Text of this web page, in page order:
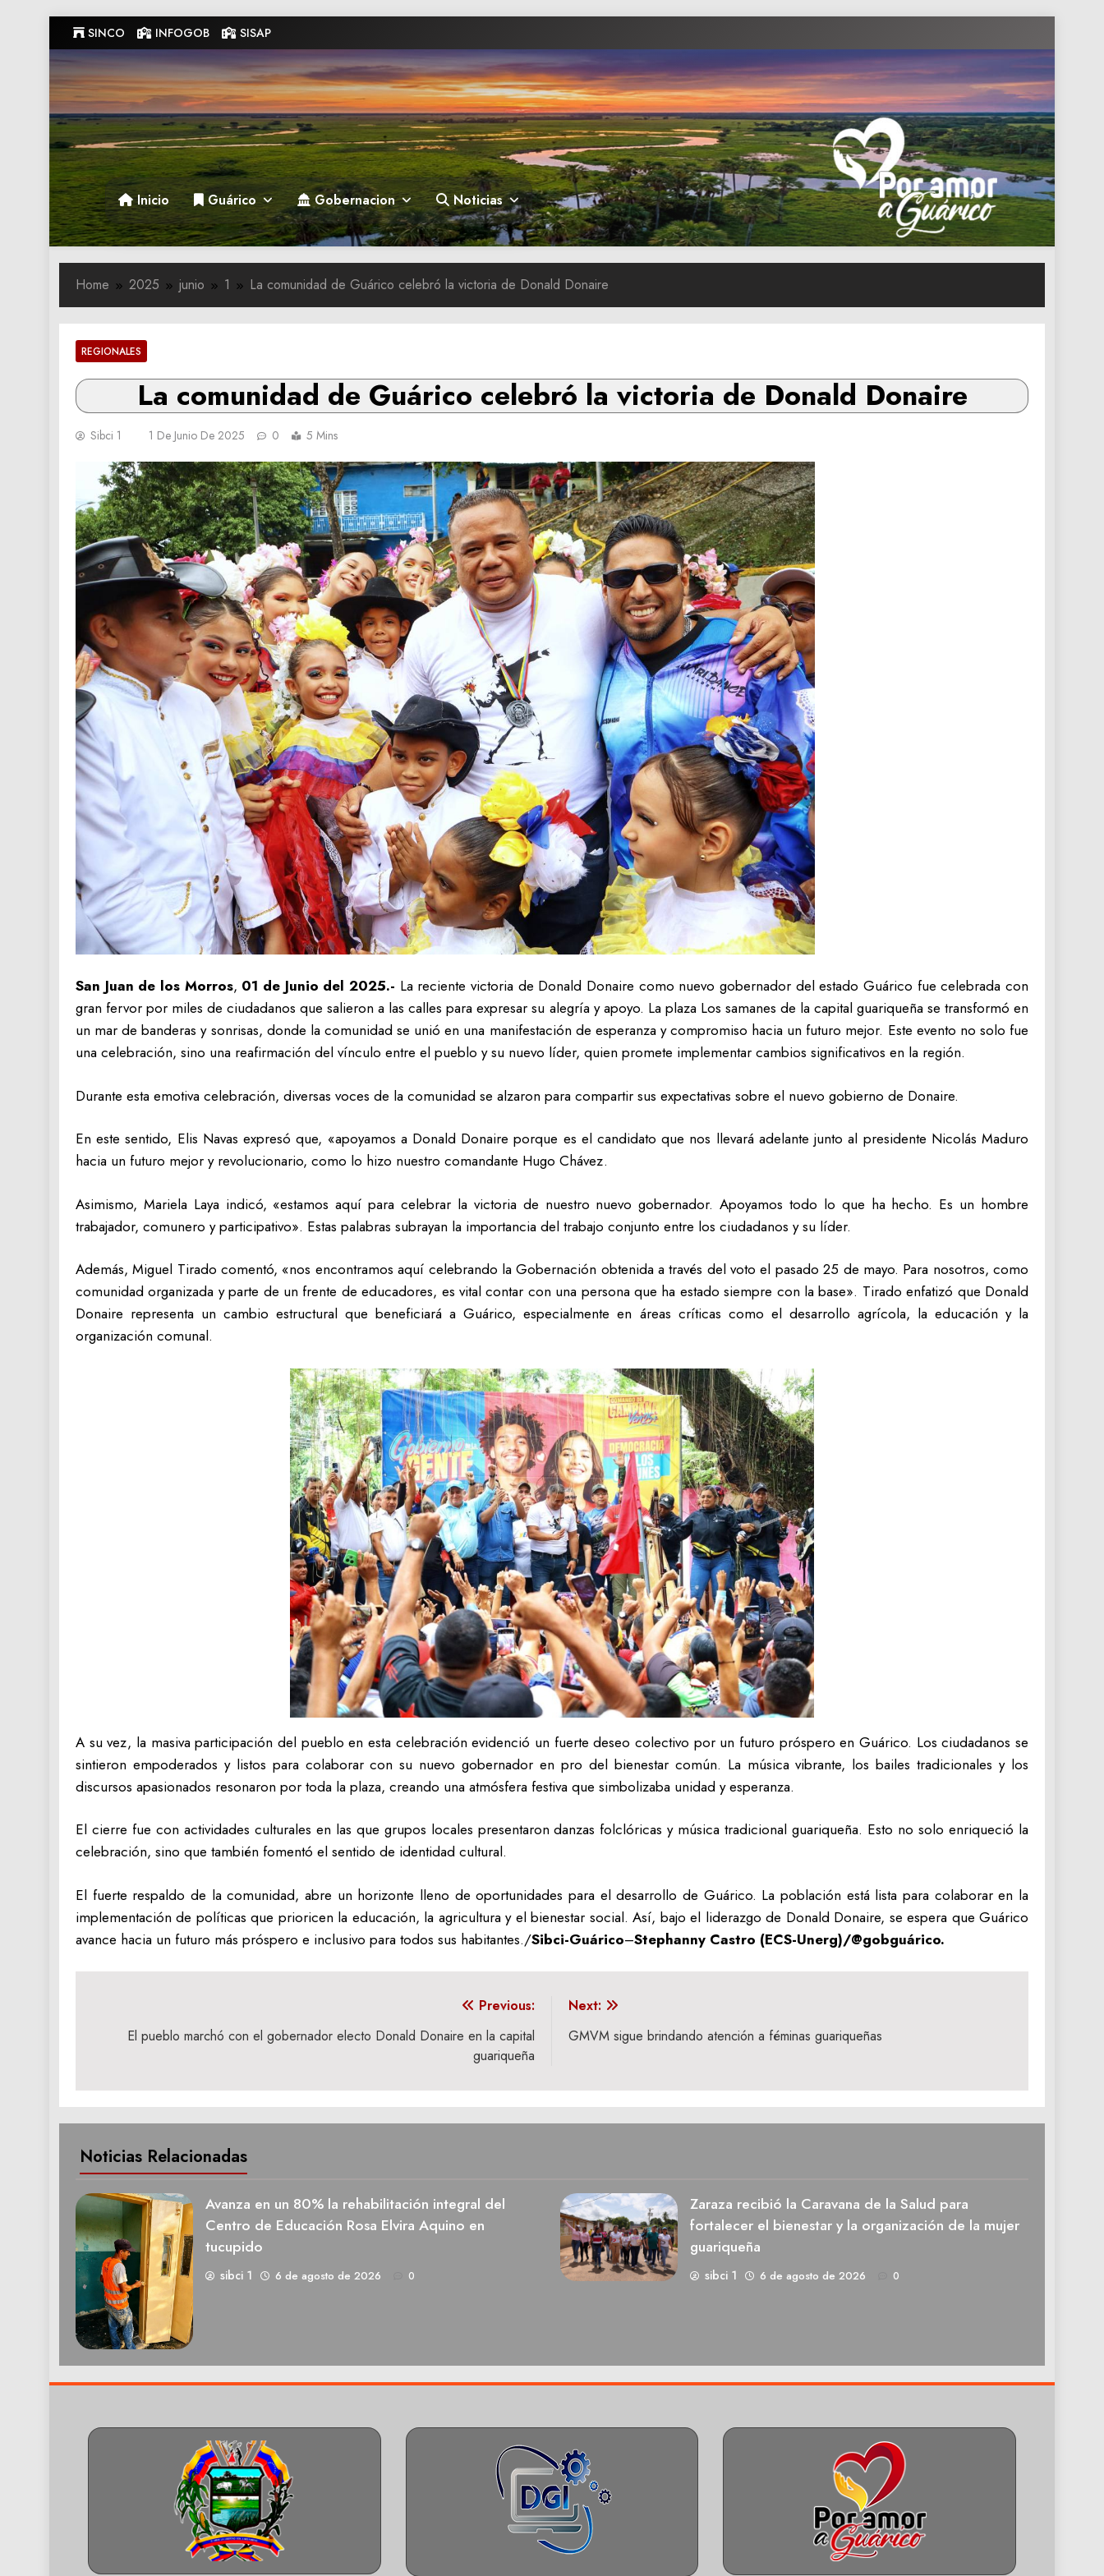
to
content
SINCO INFOGOB SISAP
Gobernacion de Guarico
Gobernacion de Guarico
Inicio Guárico Gobernacion Noticias
Home 2025 junio 1 La comunidad de Guárico celebró la victoria de Donald Donaire
REGIONALES
La comunidad de Guárico celebró la victoria de Donald Donaire
Sibci 1 1 De Junio De 2025 0 5 Mins
San Juan de los Morros, 01 de Junio del 2025.- La reciente victoria de Donald Donaire como nuevo gobernador del estado Guárico fue celebrada con
gran fervor por miles de ciudadanos que salieron a las calles para expresar su alegría y apoyo. La plaza Los samanes de la capital guariqueña se transformó en
un mar de banderas y sonrisas, donde la comunidad se unió en una manifestación de esperanza y compromiso hacia un futuro mejor. Este evento no solo fue
una celebración, sino una reafirmación del vínculo entre el pueblo y su nuevo líder, quien promete implementar cambios significativos en la región.
Durante esta emotiva celebración, diversas voces de la comunidad se alzaron para compartir sus expectativas sobre el nuevo gobierno de Donaire.
En este sentido, Elis Navas expresó que, «apoyamos a Donald Donaire porque es el candidato que nos llevará adelante junto al presidente Nicolás Maduro
hacia un futuro mejor y revolucionario, como lo hizo nuestro comandante Hugo Chávez.
Asimismo, Mariela Laya indicó, «estamos aquí para celebrar la victoria de nuestro nuevo gobernador. Apoyamos todo lo que ha hecho. Es un hombre
trabajador, comunero y participativo». Estas palabras subrayan la importancia del trabajo conjunto entre los ciudadanos y su líder.
Además, Miguel Tirado comentó, «nos encontramos aquí celebrando la Gobernación obtenida a través del voto el pasado 25 de mayo. Para nosotros, como
comunidad organizada y parte de un frente de educadores, es vital contar con una persona que ha estado siempre con la base». Tirado enfatizó que Donald
Donaire representa un cambio estructural que beneficiará a Guárico, especialmente en áreas críticas como el desarrollo agrícola, la educación y la
organización comunal.
A su vez, la masiva participación del pueblo en esta celebración evidenció un fuerte deseo colectivo por un futuro próspero en Guárico. Los ciudadanos se
sintieron empoderados y listos para colaborar con su nuevo gobernador en pro del bienestar común. La música vibrante, los bailes tradicionales y los
discursos apasionados resonaron por toda la plaza, creando una atmósfera festiva que simbolizaba unidad y esperanza.
El cierre fue con actividades culturales en las que grupos locales presentaron danzas folclóricas y música tradicional guariqueña. Esto no solo enriqueció la
celebración, sino que también fomentó el sentido de identidad cultural.
El fuerte respaldo de la comunidad, abre un horizonte lleno de oportunidades para el desarrollo de Guárico. La población está lista para colaborar en la
implementación de políticas que prioricen la educación, la agricultura y el bienestar social. Así, bajo el liderazgo de Donald Donaire, se espera que Guárico
avance hacia un futuro más próspero e inclusivo para todos sus habitantes./Sibci-Guárico–Stephanny Castro (ECS-Unerg)/@gobguárico.
Previous:
El pueblo marchó con el gobernador electo Donald Donaire en la capital
guariqueña
Next:
GMVM sigue brindando atención a féminas guariqueñas
Noticias Relacionadas
Avanza en un 80% la rehabilitación integral del
Centro de Educación Rosa Elvira Aquino en
tucupido
sibci 1 6 de agosto de 2026 0
Zaraza recibió la Caravana de la Salud para
fortalecer el bienestar y la organización de la mujer
guariqueña
sibci 1 6 de agosto de 2026 0